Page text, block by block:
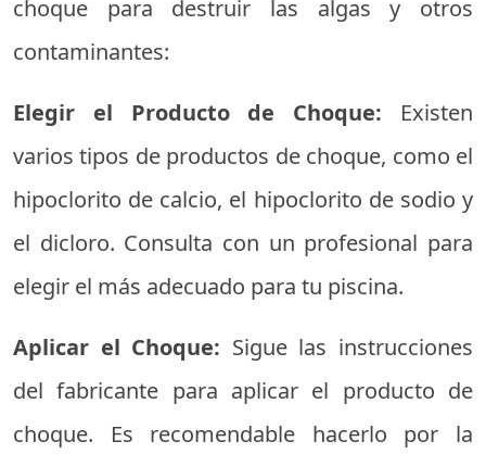
choque para destruir las algas y otros
contaminantes:
Elegir el Producto de Choque: Existen
varios tipos de productos de choque, como el
hipoclorito de calcio, el hipoclorito de sodio y
el dicloro. Consulta con un profesional para
elegir el más adecuado para tu piscina.
Aplicar el Choque: Sigue las instrucciones
del fabricante para aplicar el producto de
choque. Es recomendable hacerlo por la